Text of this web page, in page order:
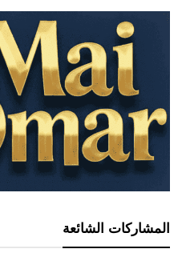
المشاركات الشائعة